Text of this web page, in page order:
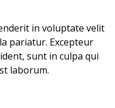
in voluptate velit
pariatur. Excepteur
sunt in culpa qui
laborum.